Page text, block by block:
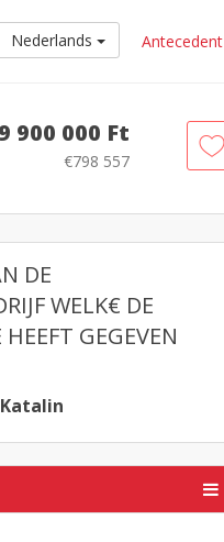
Nederlands Antecedent
900 000 Ft
€798 557
DE
WELK€ DE
GEGEVEN